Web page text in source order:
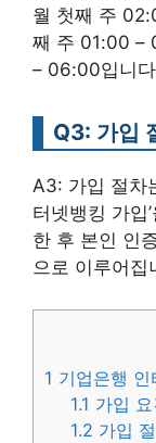
월 첫째 주
째 주 01:00 –
– 06:00입니
Q3: 가입
A3: 가입 절차
터넷뱅킹 가입
한 후 본인 인
으로 이루어집
1 기업은행
1.1 가입 요
1.2 가입